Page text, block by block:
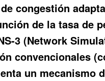
congestión
de la tasa de
3 (Network
convencionales
un mecanismo